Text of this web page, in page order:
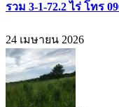
รวม 3-1-72.2 ไร่ โทร
24 เมษายน 2026